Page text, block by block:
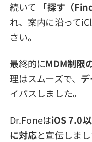
続いて 「探す（
れ、案内に沿って
さい。
最終的にMDM制限
理はスムーズで、
イパスしました。
Dr.FoneはiOS 7.0
に対応と宣伝しま